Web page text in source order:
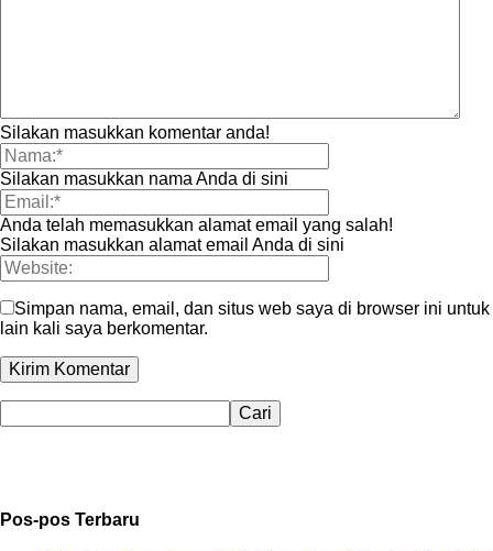
Silakan masukkan komentar anda!
Silakan masukkan nama Anda di sini
Anda telah memasukkan alamat email yang salah!
Silakan masukkan alamat email Anda di sini
Simpan nama, email, dan situs web saya di browser ini untuk
lain kali saya berkomentar.
Pos-pos Terbaru